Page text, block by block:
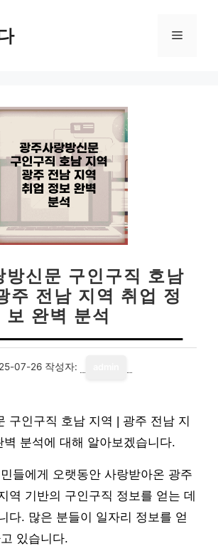
메
방신문 구인구직 호남
주 전남 지역 취업 정
보 완벽 분석
07-26 작성자:
구인구직 호남 지역 | 광주 전남 지
벽 분석에 대해 알아보겠습니다.
들에게 오랫동안 사랑받아온 광주
역 기반의 구인구직 정보를 얻는 데
다. 많은 분들이 일자리 정보를 얻
있습니다.